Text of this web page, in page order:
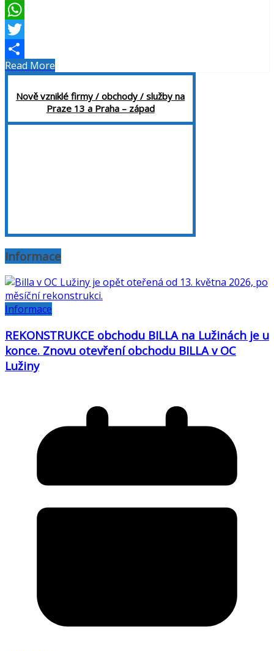
Message
WhatsApp
Twitter
Share
Read More
Nově vzniklé firmy / obchody / služby na
Praze 13 a Praha – západ
Informace
Informace
REKONSTRUKCE obchodu BILLA na Lužinách je u
konce. Znovu otevření obchodu BILLA v OC
Lužiny